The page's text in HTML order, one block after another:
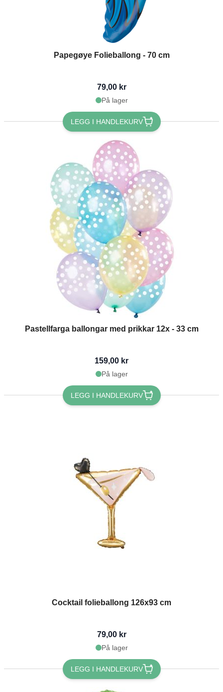
Papegøye Folieballong - 70 cm
79,00 kr
På lager
LEGG I HANDLEKURV
Pastellfarga ballongar med prikkar 12x - 33 cm
159,00 kr
På lager
LEGG I HANDLEKURV
Cocktail folieballong 126x93 cm
79,00 kr
På lager
LEGG I HANDLEKURV